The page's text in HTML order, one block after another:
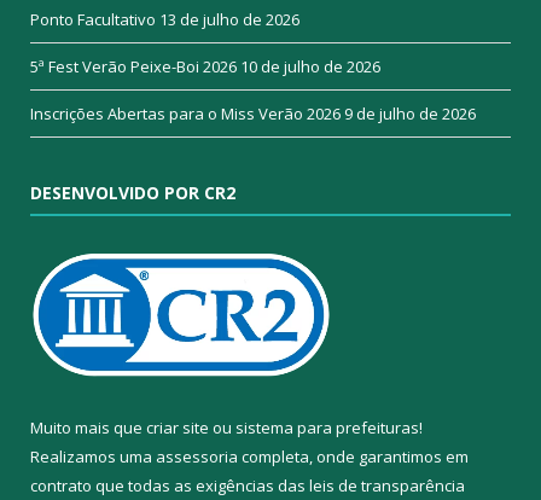
Ponto Facultativo 13 de julho de 2026
5ª Fest Verão Peixe-Boi 2026 10 de julho de 2026
Inscrições Abertas para o Miss Verão 20269 de julho de 2026
DESENVOLVIDO POR CR2
Muito mais que criar site ou sistema para prefeituras!
Realizamos uma assessoria completa, onde garantimos em
contrato que todas as exigências das leis de transparência